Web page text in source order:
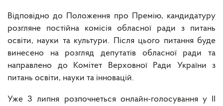
Відповідно до Положення про Премію, кандидатуру
розгляне постійна комісія обласної ради з питань
освіти, науки та культури. Після цього питання буде
винесено на розгляд депутатів обласної ради та
направлено до Комітет Верховної Ради України з
питань освіти, науки та інновацій.
Уже 3 липня розпочнеться онлайн-голосування у ІІ